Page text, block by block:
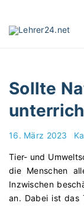
Sollte
16. März 2023
Tier- und
die Menschen
Inzwischen
an. Dabei ist das